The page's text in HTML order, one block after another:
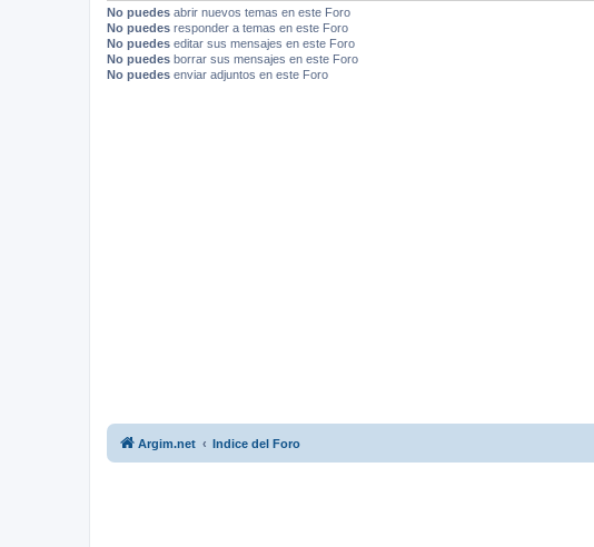
No puedes abrir nuevos temas en este Foro
No puedes responder a temas en este Foro
No puedes editar sus mensajes en este Foro
No puedes borrar sus mensajes en este Foro
No puedes enviar adjuntos en este Foro
Argim.net Indice del Foro